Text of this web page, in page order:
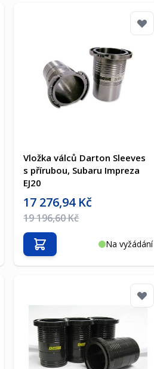
Vložka válců Darton Sleeves
s přírubou, Subaru Impreza
EJ20
Akční cena
17 276,94 Kč
Běžná cena
19 196,60 Kč
Na vyžádání
Přidat do košíku